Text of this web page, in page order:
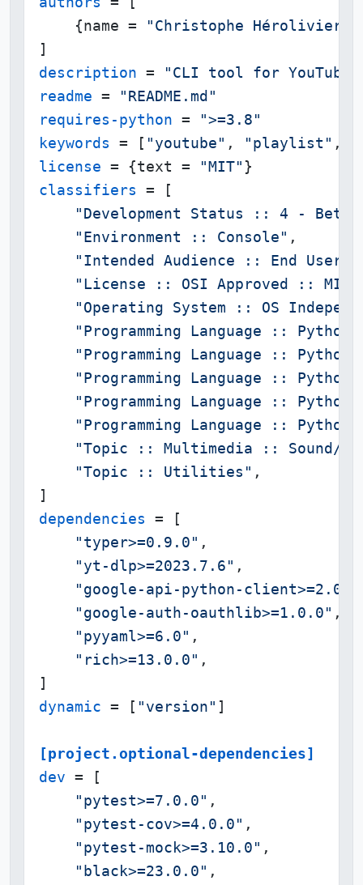
    {name =
"Christophe Hérolivier"
description =
"CLI tool for YouTube
readme =
"README.md"
requires-python =
">=3.8"
keywords = [ "youtube" , "playlist" ,
license = {text = "MIT"
classifiers = [
"Development Status :: 4 - Beta"
"Environment :: Console" ,
"Intended Audience :: End Users/
"License :: OSI Approved :: MIT
"Operating System :: OS
"Programming Language ::
"Programming Language ::
"Programming Language ::
"Programming Language ::
"Programming Language ::
"Topic :: Multimedia :: Sound/
"Topic :: Utilities" ,
dependencies = [
"typer>=0.9.0" ,
"yt-dlp>=2023.7.6" ,
"google-api-python-
"google-auth-oauthlib>=1.0.0" ,
"pyyaml>=6.0" ,
"rich>=13.0.0" ,
dynamic = [ "version" ]
[project.optional-dependencies]
dev = [
"pytest>=7.0.0" ,
"pytest-cov>=4.0.0" ,
"pytest-mock>=3.10.0" ,
"black>=23.0.0" ,